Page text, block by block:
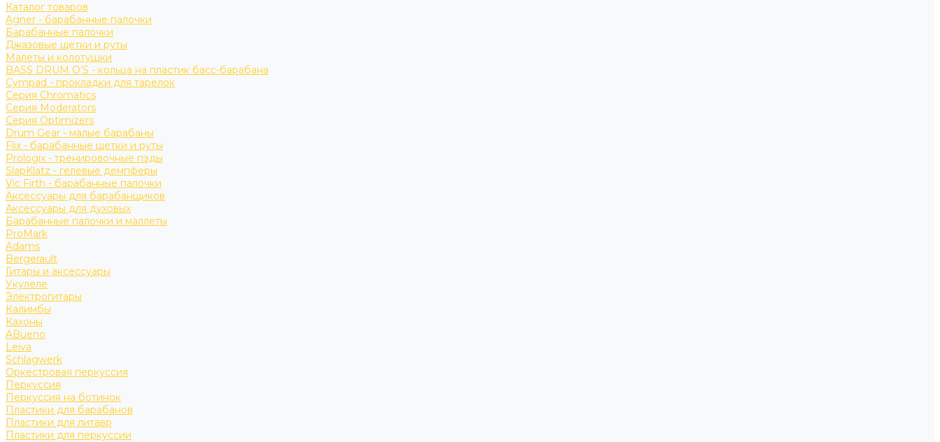
Каталог товаров
Agner - барабанные палочки
Барабанные палочки
Джазовые щетки и руты
Малеты и колотушки
BASS DRUM O’S - кольца на пластик басс-барабана
Cympad - прокладки для тарелок
Серия Chromatics
Серия Moderators
Серия Optimizers
Drum Gear - малые барабаны
Flix - барабанные щетки и руты
Prologix - тренировочные пэды
SlapKlatz - гелевые демпферы
Vic Firth - барабанные палочки
Аксессуары для барабанщиков
Аксессуары для духовых
Барабанные палочки и маллеты
ProMark
Adams
Bergerault
Гитары и аксессуары
Укулеле
Электрогитары
Калимбы
Кахоны
ABueno
Leiva
Schlagwerk
Оркестровая перкуссия
Перкуссия
Перкуссия на ботинок
Пластики для барабанов
Пластики для литавр
Пластики для перкуссии